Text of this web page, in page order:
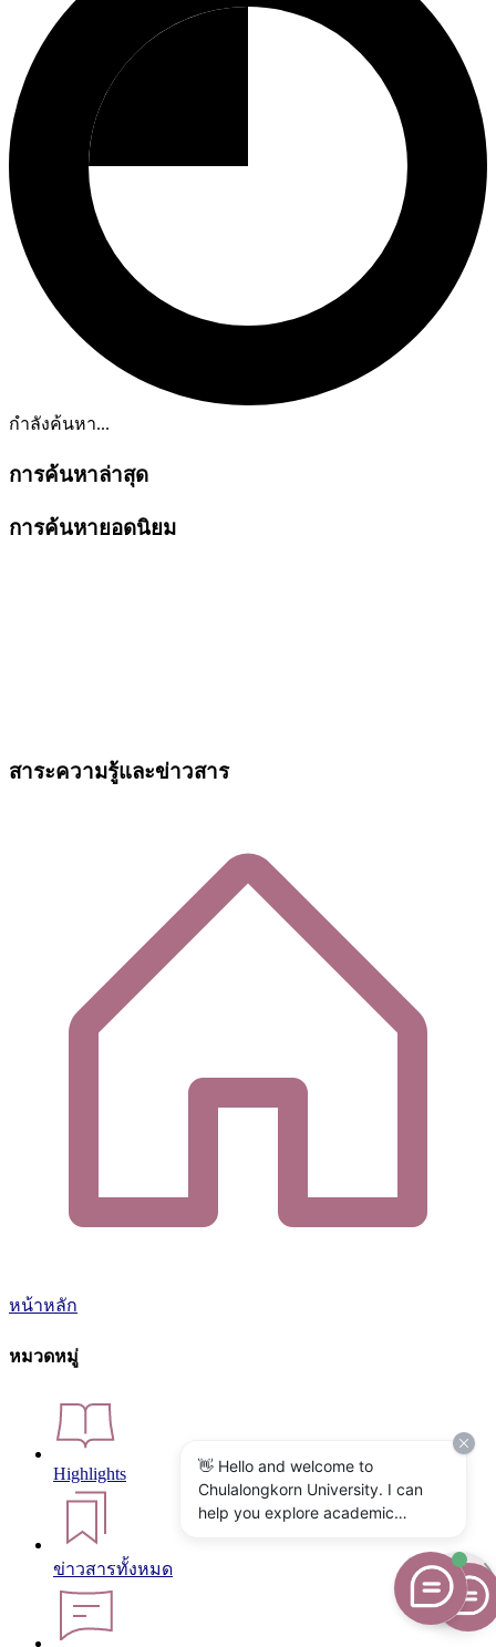
กำลังค้นหา...
การค้นหาล่าสุด
การค้นหายอดนิยม
สาระความรู้และข่าวสาร
หน้าหลัก
หมวดหมู่
Highlights
ข่าวสารทั้งหมด
👋 Hello and welcome to
Chulalongkorn University. I can
help you explore academic